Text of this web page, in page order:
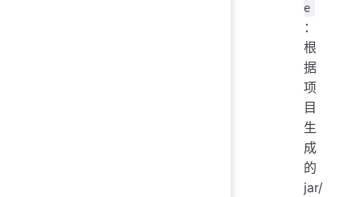
e
：
根
据
项
目
生
成
的
jar/